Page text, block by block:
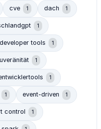
cve 1 dach 1
1
developer tools 1
1
1
1 event-driven 1
control 1